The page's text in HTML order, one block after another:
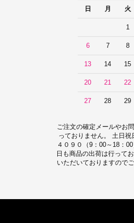
日
月 火
1
6 7 8
13 14 15
20 21 22
27 28 29
ご注文の確定メールやお
っておりません。 土日
４０９０（9：00～18：
日も商品の出荷は行って
いただいておりますので